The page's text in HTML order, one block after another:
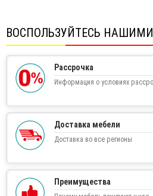
ВОСПОЛЬЗУЙТЕСЬ
Рассрочка
Информация о условиях
Доставка мебели
Доставка во все регионы
Преимущества